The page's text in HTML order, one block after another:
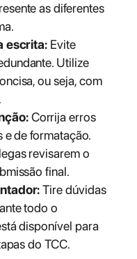
as diferentes
escrita: Evite
Utilize
ou seja, com
Corrija erros
de formatação.
revisarem o
final.
Tire dúvidas
todo o
disponível para
do TCC.